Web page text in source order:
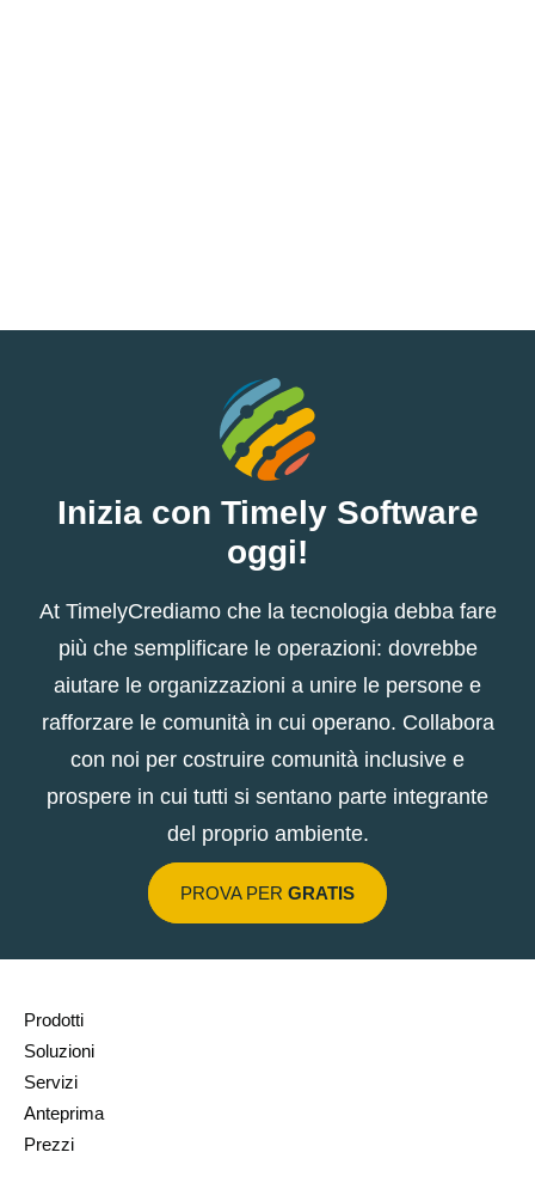
Inizia con Timely Software
oggi!
At TimelyCrediamo che la tecnologia debba fare
più che semplificare le operazioni: dovrebbe
aiutare le organizzazioni a unire le persone e
rafforzare le comunità in cui operano. Collabora
con noi per costruire comunità inclusive e
prospere in cui tutti si sentano parte integrante
del proprio ambiente.
PROVA PER GRATIS
Prodotti
Soluzioni
Servizi
Anteprima
Prezzi